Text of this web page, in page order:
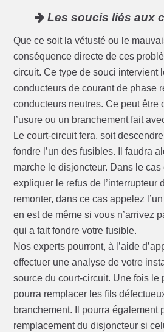
Les soucis liés aux
Que ce soit la vétusté ou le
conséquence directe de ces
circuit. Ce type de souci intervient
conducteurs de courant de phase
conducteurs neutres. Ce peut être
l’usure ou un branchement fait
Le court-circuit fera, soit
fondre l’un des fusibles. Il faudra
marche le disjoncteur. Dans le
expliquer le refus de l’interrupteur
remonter, dans ce cas appelez
en est de même si vous n’arrivez
qui a fait fondre votre fusible.
Nos experts pourront, à l’aide
effectuer une analyse de votre
source du court-circuit. Une fois le
pourra remplacer les fils
branchement. Il pourra également
remplacement du disjoncteur si